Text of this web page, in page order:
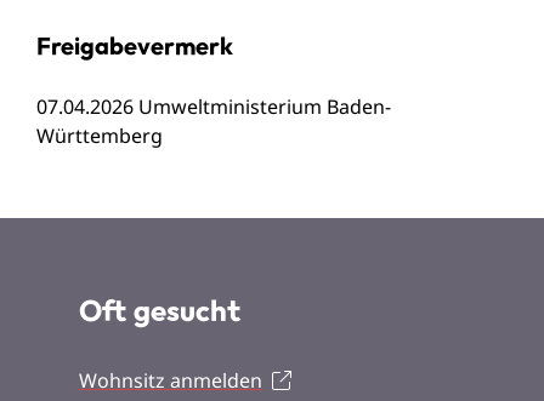
Freigabevermerk
07.04.2026 Umweltministerium Baden-
Württemberg
Oft gesucht
Wohnsitz anmelden